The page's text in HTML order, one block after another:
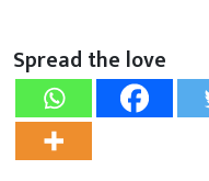
Spread the love